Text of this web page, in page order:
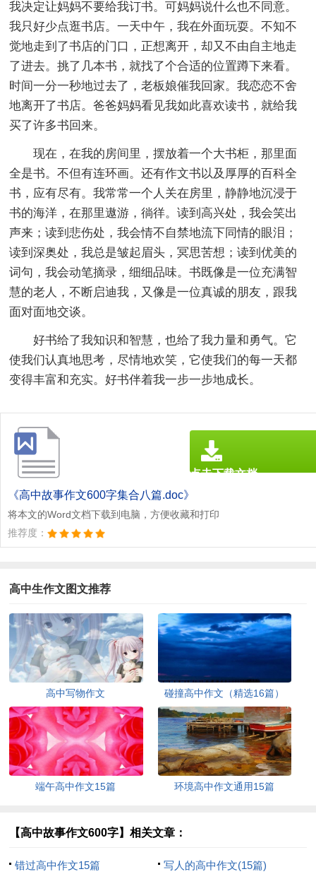
我决定让妈妈不要给我订书。可妈妈说什么也不同意。
我只好少点逛书店。一天中午，我在外面玩耍。不知不
觉地走到了书店的门口，正想离开，却又不由自主地走
了进去。挑了几本书，就找了个合适的位置蹲下来看。
时间一分一秒地过去了，老板娘催我回家。我恋恋不舍
地离开了书店。爸爸妈妈看见我如此喜欢读书，就给我
买了许多书回来。
现在，在我的房间里，摆放着一个大书柜，那里面
全是书。不但有连环画。还有作文书以及厚厚的百科全
书，应有尽有。我常常一个人关在房里，静静地沉浸于
书的海洋，在那里遨游，徜徉。读到高兴处，我会笑出
声来；读到悲伤处，我会情不自禁地流下同情的眼泪；
读到深奥处，我总是皱起眉头，冥思苦想；读到优美的
词句，我会动笔摘录，细细品味。书既像是一位充满智
慧的老人，不断启迪我，又像是一位真诚的朋友，跟我
面对面地交谈。
好书给了我知识和智慧，也给了我力量和勇气。它
使我们认真地思考，尽情地欢笑，它使我们的每一天都
变得丰富和充实。好书伴着我一步一步地成长。
《高中故事作文600字集合八篇.doc》
将本文的Word文档下载到电脑，方便收藏和打印
推荐度：
点击下载文档
高中生作文图文推荐
高中写物作文 碰撞高中作文（精选16篇）
端午高中作文15篇 环境高中作文通用15篇
【高中故事作文600字】相关文章：
错过高中作文15篇 写人的高中作文(15篇)